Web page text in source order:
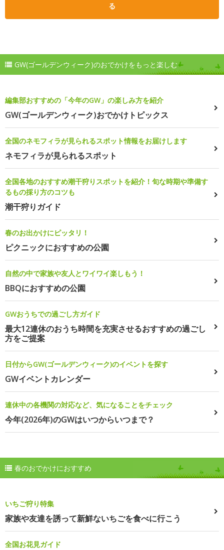
る
GW(ゴールデンウィーク)のおでかけをもっと楽しむ
編集部おすすめの「今年のGW」の楽しみ方を紹介
GW(ゴールデンウィーク)おでかけトピックス
全国のネモフィラが見られるスポット情報をお届けします
ネモフィラが見られるスポット
全国各地のおすすめ潮干狩りスポットを紹介！旬な時期や準備す
るもの採り方のコツも
潮干狩りガイド
春のお出かけにピッタリ！
ピクニックにおすすめの公園
自然の中で家族や友人とワイワイ楽しもう！
BBQにおすすめの公園
GWおうちでの過ごし方ガイド
最大12連休のおうち時間を充実させるおすすめの過ごし
方をご提案
日付からGW(ゴールデンウィーク)のイベントを探す
GWイベントカレンダー
連休中の各機関の対応など、気になることをチェック
今年(2026年)のGWはいつからいつまで？
春のおでかけにおすすめ
いちご狩り特集
家族や友達を誘って新鮮ないちごを食べに行こう
全国お花見ガイド